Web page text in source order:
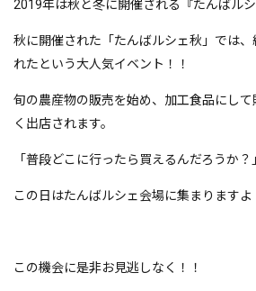
2019年は秋と冬に開催される『たんばルシ
秋に開催された「たんばルシェ秋」では
れたという大人気イベント！！
旬の農産物の販売を始め、加工食品にし
く出店されます。
「普段どこに行ったら買えるんだろうか？
この日はたんばルシェ会場に集まりますよ
この機会に是非お見逃しなく！！